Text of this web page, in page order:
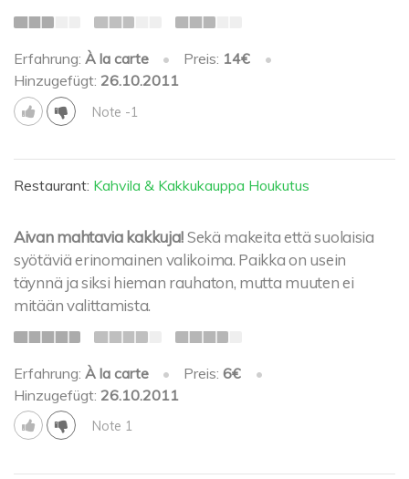
Erfahrung: À la carte • Preis: 14€
•
Hinzugefügt: 26.10.2011
Note -1
Restaurant: Kahvila & Kakkukauppa Houkutus
Aivan mahtavia kakkuja!Sekä makeita että suolaisia
syötäviä erinomainen valikoima. Paikka on usein
täynnä ja siksi hieman rauhaton, mutta muuten ei
mitään valittamista.
Erfahrung: À la carte • Preis:6€
•
Hinzugefügt: 26.10.2011
Note 1